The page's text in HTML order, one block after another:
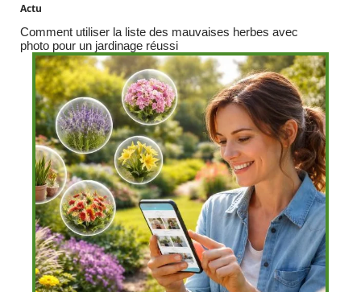
Actu
Comment utiliser la liste des mauvaises herbes avec
photo pour un jardinage réussi